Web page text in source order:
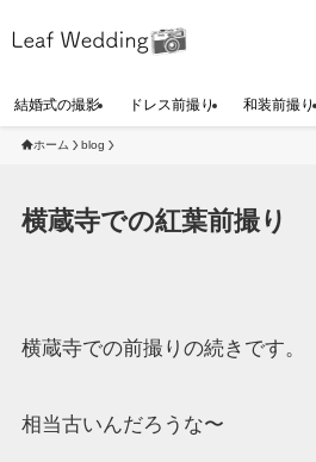
結婚式の撮影 ドレス前撮り 和装前撮り
ホーム blog
横蔵寺での紅葉前撮り
横蔵寺での前撮りの続きです。
相当古いんだろうな〜